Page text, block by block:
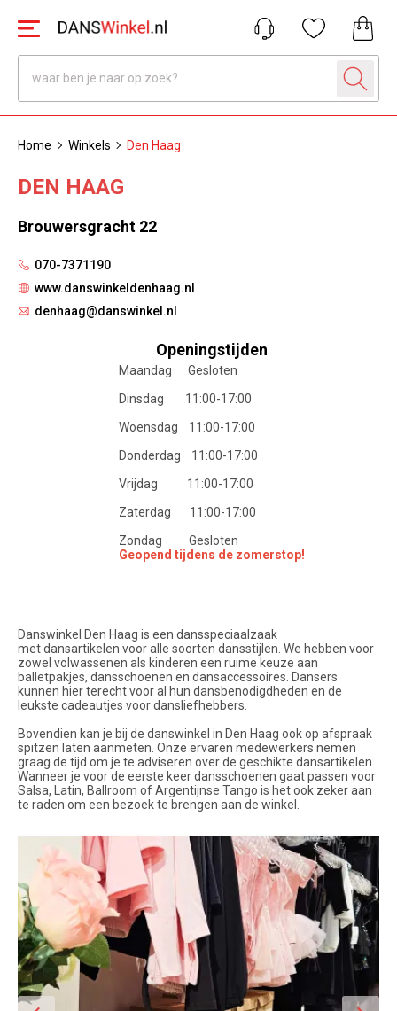
Home Winkels Den Haag
DEN HAAG
Brouwersgracht 22
070-7371190
www.danswinkeldenhaag.nl
denhaag@danswinkel.nl
Openingstijden
Maandag Gesloten
Dinsdag 11:00-17:00
Woensdag 11:00-17:00
Donderdag 11:00-17:00
Vrijdag 11:00-17:00
Zaterdag 11:00-17:00
Zondag Gesloten
Geopend tijdens de zomerstop!
Danswinkel Den Haag is een dansspeciaalzaak
met dansartikelen voor alle soorten dansstijlen. We hebben voor
zowel volwassenen als kinderen een ruime keuze aan
balletpakjes, dansschoenen en dansaccessoires. Dansers
kunnen hier terecht voor al hun dansbenodigdheden en de
leukste cadeautjes voor dansliefhebbers.
Bovendien kan je bij de danswinkel in Den Haag ook op afspraak
spitzen laten aanmeten. Onze ervaren medewerkers nemen
graag de tijd om je te adviseren over de geschikte dansartikelen.
Wanneer je voor de eerste keer dansschoenen gaat passen voor
Salsa, Latin, Ballroom of Argentijnse Tango is het ook zeker aan
te raden om een bezoek te brengen aan de winkel.